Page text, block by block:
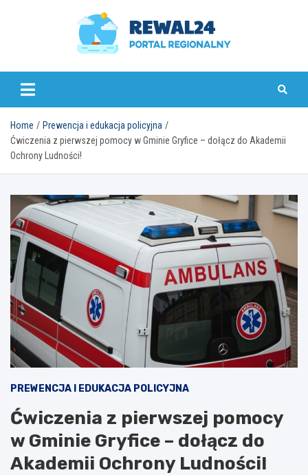
rewal24.pl
Home
Prewencja i edukacja policyjna
Ćwiczenia z pierwszej pomocy w Gminie Gryfice – dołącz do Akademii
Ochrony Ludności!
PREWENCJA I EDUKACJA POLICYJNA
Ćwiczenia z pierwszej pomocy
w Gminie Gryfice – dołącz do
Akademii Ochrony Ludności!